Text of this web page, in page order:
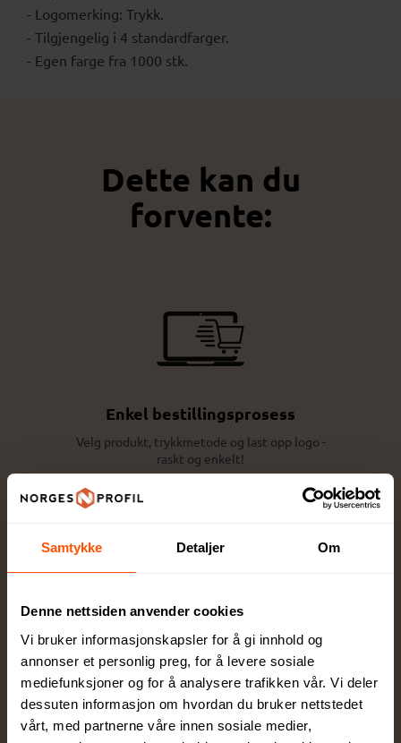
Samtykke Detaljer Om
Denne nettsiden anvender cookies
Vi bruker informasjonskapsler for å gi innhold og
annonser et personlig preg, for å levere sosiale
mediefunksjoner og for å analysere trafikken vår. Vi deler
dessuten informasjon om hvordan du bruker nettstedet
vårt, med partnerne våre innen sosiale medier,
- Logomerking: Trykk.
- Tilgjengelig i 4 standardfarger.
- Egen farge fra 1000 stk.
Dette kan du
forvente:
Enkel bestillingsprosess
Velg produkt, trykkmetode og last opp logo -
raskt og enkelt!
Design og tilpasning
Få eksperthjelp av våre profesjonelle
rådgivere for perfekt tilpasning